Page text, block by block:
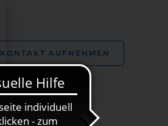
KONTAKT AUFNEHMEN
Studien